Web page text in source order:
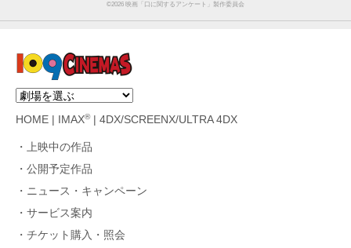
©︎2026 映画「口に関するアンケート」製作委員会
HOME IMAX®| 4DX/SCREENX/ULTRA 4DX
上映中の作品
公開予定作品
ニュース・キャンペーン
サービス案内
チケット購入・照会